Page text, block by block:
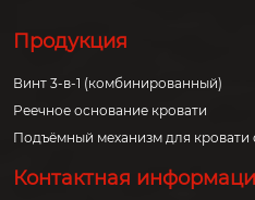
Продукция
Винт 3-в-1 (комбинированный)
Реечное основание кровати
Подъёмный механизм для
Контактная